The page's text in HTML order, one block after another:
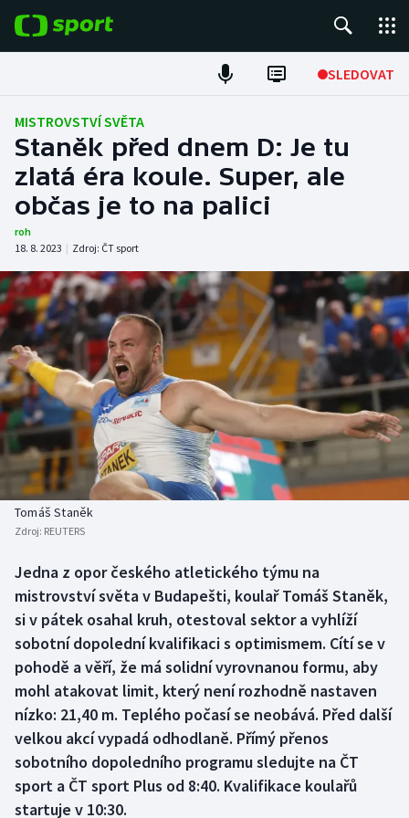
SLEDOVAT
Fotbal
Hokej
Tenis
Atletika
Cyklistika
DALŠÍ SPORTY
Americký fotbal
Baseball a softbal
Basketbal
Biatlon
Box
Curling
Dostihy
Florbal
Futsal
NEPŘEHLÉDNĚTE
Soutěže
Historické návraty
Aplikace ČT sport
MISTROVSTVÍ SVĚTA
Staněk před dnem D: Je tu
zlatá éra koule. Super, ale
občas je to na palici
roh
18. 8. 2023 | Zdroj: ČT sport
Tomáš Staněk
Zdroj: REUTERS
Jedna z opor českého atletického týmu na
mistrovství světa v Budapešti, koulař Tomáš Staněk,
si v pátek osahal kruh, otestoval sektor a vyhlíží
sobotní dopolední kvalifikaci s optimismem. Cítí se v
pohodě a věří, že má solidní vyrovnanou formu, aby
mohl atakovat limit, který není rozhodně nastaven
nízko: 21,40 m. Teplého počasí se neobává. Před další
velkou akcí vypadá odhodlaně. Přímý přenos
sobotního dopoledního programu sledujte na ČT
sport a ČT sport Plus od 8:40. Kvalifikace koulařů
startuje v 10:30.